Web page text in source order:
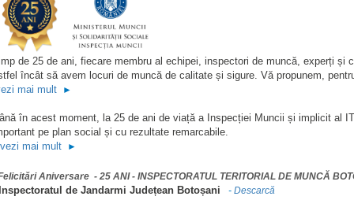
de 25 de ani, fiecare membru al echipei, inspectori de muncă, experți
încât să avem locuri de muncă de calitate și sigure. Vă propunem,
mai mult
►
în acest moment, la 25 de ani de viață a Inspecției Muncii și implicit al
pe plan social și cu rezultate remarcabile.
vezi mai mult
►
Aniversare - 25 ANI - INSPECTORATUL TERITORIAL DE MUNCĂ
de Jandarmi Județean Botoșani - Descarcă